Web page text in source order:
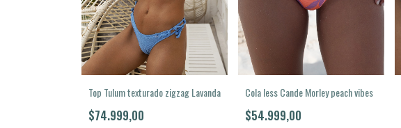
Top Tulum texturado zigzag Lavanda
$74.999,00
Cola less Cande Morley peach vibes
$54.999,00